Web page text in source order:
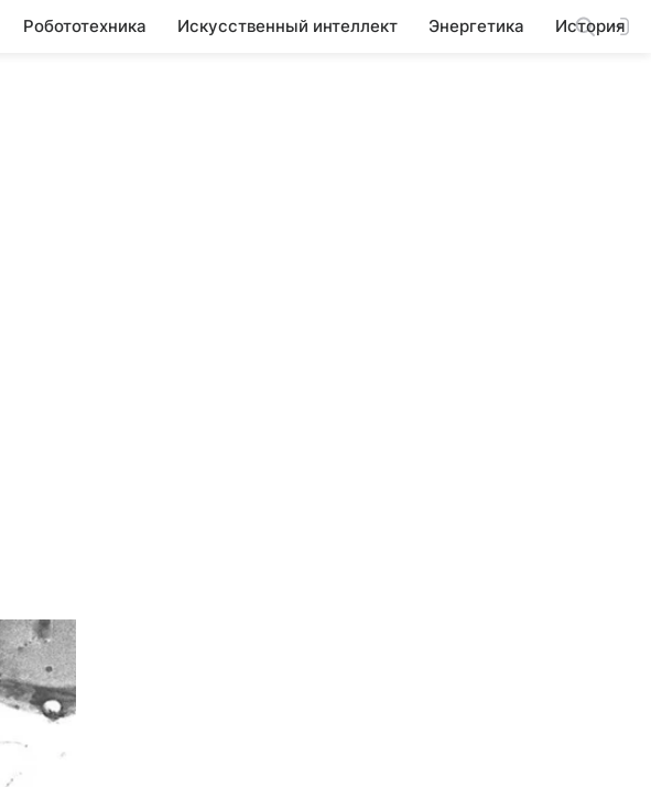
Робототехника Искусственный интеллект Энергетика История